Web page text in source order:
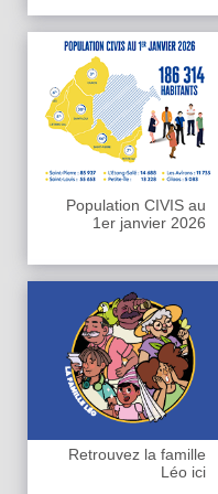
Population CIVIS au
1er janvier 2026
Retrouvez la famille
Léo ici